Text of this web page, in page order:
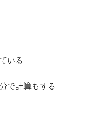
いる
で計算もする